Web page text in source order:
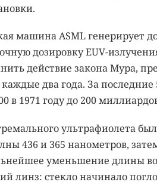
машина ASML генерирует
дозировку EUV-
действие закона Мура,
два года. За
в 1971 году до 200
ультрафиолета
436 и 365 нанометров,
уменьшение длины
линз: стекло начинало